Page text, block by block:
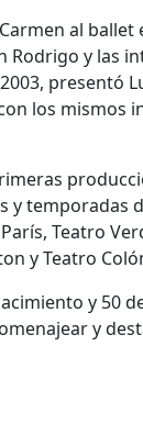
al ballet
Rodrigo y las
presentó
los mismos
y temporadas
Teatro
y Teatro
y 50
y